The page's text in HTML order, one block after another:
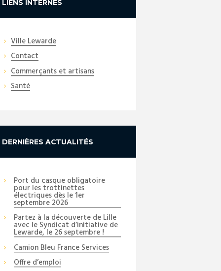
LIENS INTERNES
Ville Lewarde
Contact
Commerçants et artisans
Santé
DERNIÈRES ACTUALITÉS
Port du casque obligatoire
pour les trottinettes
électriques dès le 1er
septembre 2026
Partez à la découverte de Lille
avec le Syndicat d’initiative de
Lewarde, le 26 septembre !
Camion Bleu France Services
Offre d’emploi